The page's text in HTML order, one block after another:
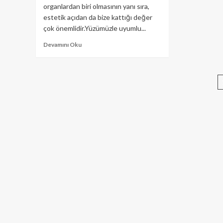
organlardan biri olmasının yanı sıra,
estetik açıdan da bize kattığı değer
çok önemlidir.Yüzümüzle uyumlu...
Devamını Oku